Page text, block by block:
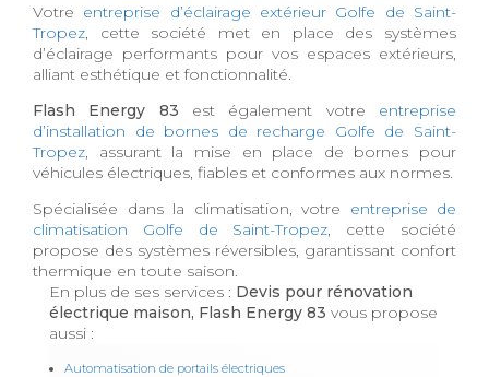
Votre entreprise d’éclairage extérieur Golfe de Saint-
Tropez , cette société met en place des systèmes
d’éclairage performants pour vos espaces extérieurs,
alliant esthétique et fonctionnalité.
Flash Energy 83 est également votre entreprise
d’installation de bornes de recharge Golfe de Saint-
Tropez , assurant la mise en place de bornes pour
véhicules électriques, fiables et conformes aux normes.
Spécialisée dans la climatisation, votre entreprise de
climatisation Golfe de Saint-Tropez , cette société
propose des systèmes réversibles, garantissant confort
thermique en toute saison.
En plus de ses services : Devis pour rénovation
électrique maison, Flash Energy 83 vous propose
aussi :
Automatisation de portails électriques